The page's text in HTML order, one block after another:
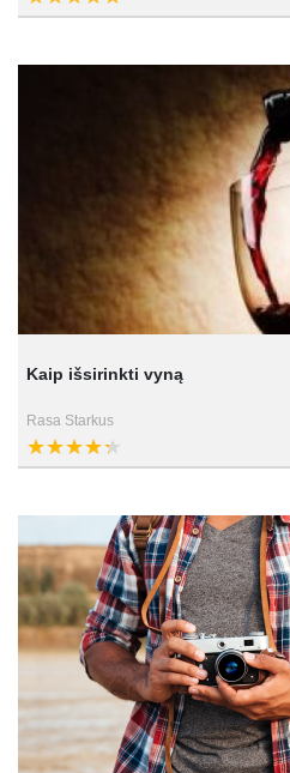
Kaip išsirinkti vyną
Rasa Starkus